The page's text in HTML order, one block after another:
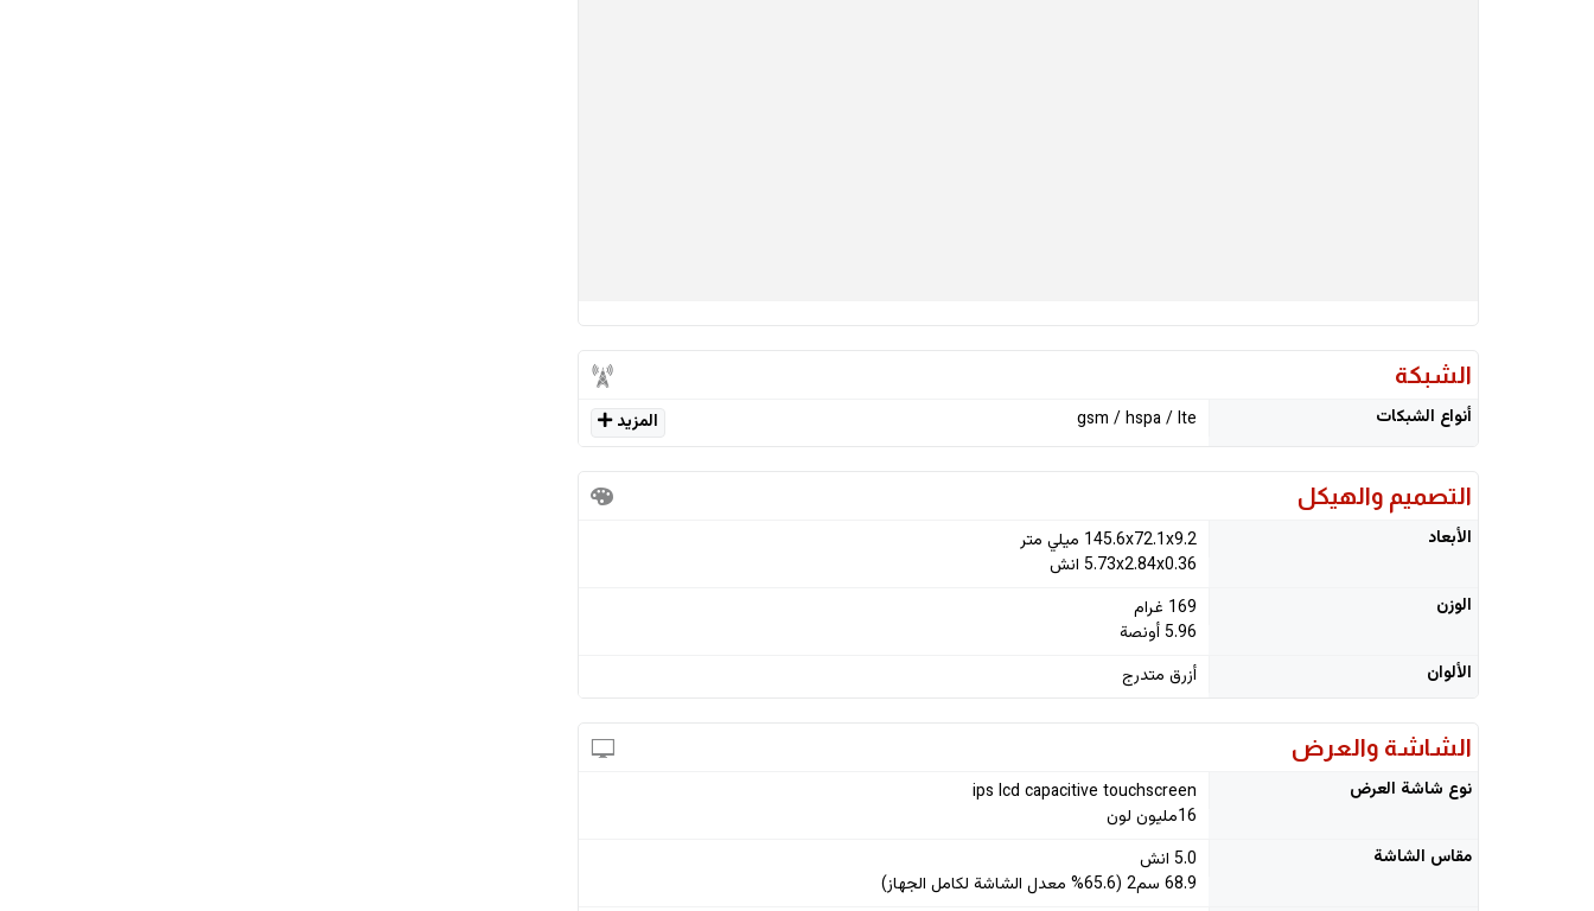
الشبكة
أنواع الشبكات
gsm / hspa / lte المزيد
التصميم والهيكل
الأبعاد
145.6x72.1x9.2 ميلي متر
5.73x2.84x0.36 انش
الوزن
169 غرام
5.96 أونصة
الألوان
أزرق متدرج
الشاشة والعرض
نوع شاشة العرض
ips lcd capacitive touchscreen
16مليون لون
مقاس الشاشة
5.0 انش
68.9 سم2 (65.6% معدل الشاشة لكامل الجهاز)